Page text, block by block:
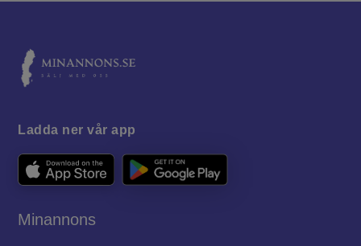
Ladda ner vår app
Minannons